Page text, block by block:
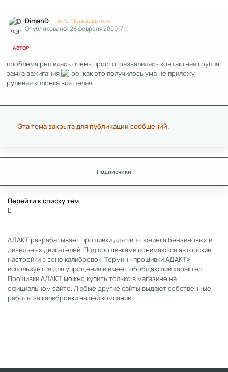
DimanD APC-Пользователи
Опубликовано:26 февраля 200917 г
АВТОР
проблема решилась очень просто, развалилась контактная группа
замка зажигания
как это получилось ума не приложу,
рулевая колонка вся целая
Эта тема закрыта для публикации сообщений.
Подписчики
Перейти к списку тем
АДАКТ разрабатывает прошивки для чип-тюнинга бензиновых и
дизельных двигателей. Под прошивками понимаются авторские
настройки в зоне калибровок. Термин «прошивки АДАКТ»
используется для упрощения и имеет обобщающий характер.
Прошивки АДАКТ можно купить только в магазине на
официальном сайте. Любые другие сайты выдают собственные
работы за калибровки нашей компании.